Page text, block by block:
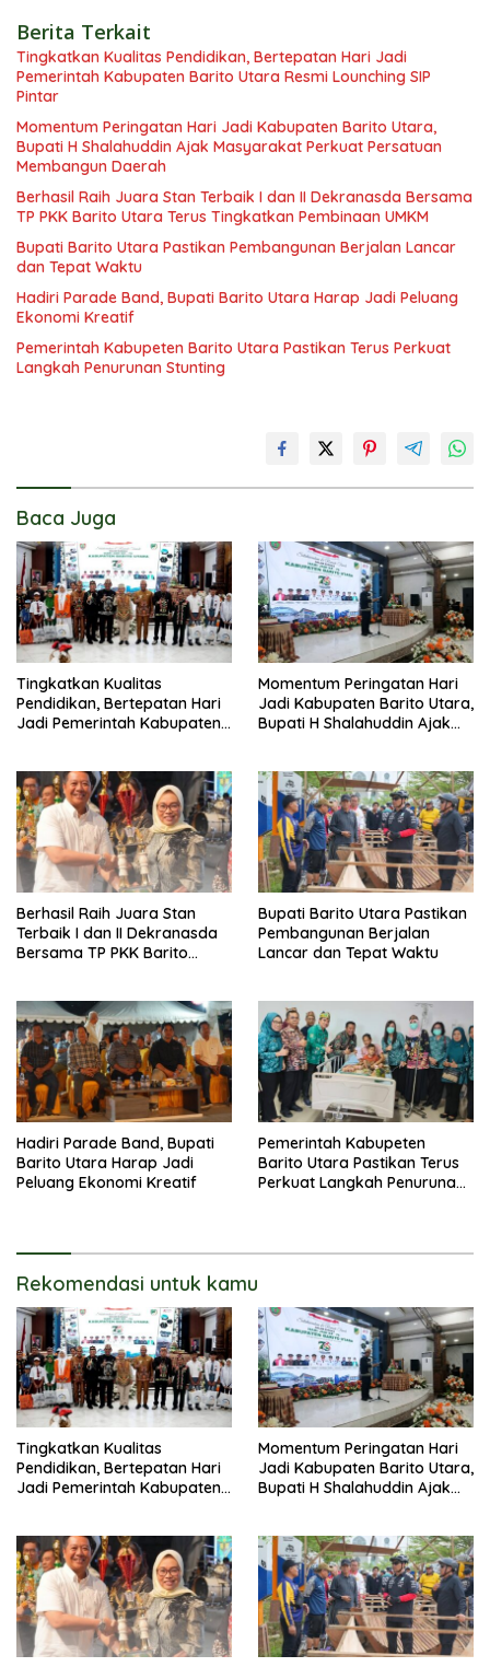
Berita Terkait
Tingkatkan Kualitas Pendidikan, Bertepatan Hari Jadi
Pemerintah Kabupaten Barito Utara Resmi Lounching SIP
Pintar
Momentum Peringatan Hari Jadi Kabupaten Barito Utara,
Bupati H Shalahuddin Ajak Masyarakat Perkuat Persatuan
Membangun Daerah
Berhasil Raih Juara Stan Terbaik I dan II Dekranasda Bersama
TP PKK Barito Utara Terus Tingkatkan Pembinaan UMKM
Bupati Barito Utara Pastikan Pembangunan Berjalan Lancar
dan Tepat Waktu
Hadiri Parade Band, Bupati Barito Utara Harap Jadi Peluang
Ekonomi Kreatif
Pemerintah Kabupeten Barito Utara Pastikan Terus Perkuat
Langkah Penurunan Stunting
Baca Juga
Tingkatkan Kualitas
Pendidikan, Bertepatan Hari
Jadi Pemerintah Kabupaten
Momentum Peringatan Hari
Jadi Kabupaten Barito Utara,
Bupati H Shalahuddin Ajak
Daerah
Berhasil Raih Juara Stan
Terbaik I dan II Dekranasda
Bersama TP PKK Barito
Bupati Barito Utara Pastikan
Pembangunan Berjalan
Lancar dan Tepat Waktu
Hadiri Parade Band, Bupati
Barito Utara Harap Jadi
Peluang Ekonomi Kreatif
Pemerintah Kabupeten
Barito Utara Pastikan Terus
Perkuat Langkah Penurunan
Rekomendasi untuk kamu
Tingkatkan Kualitas
Pendidikan, Bertepatan Hari
Jadi Pemerintah Kabupaten
Momentum Peringatan Hari
Jadi Kabupaten Barito Utara,
Bupati H Shalahuddin Ajak
Daerah